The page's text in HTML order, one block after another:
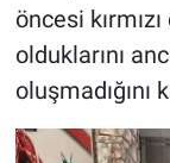
öncesi
olduklarını
oluşmadığını